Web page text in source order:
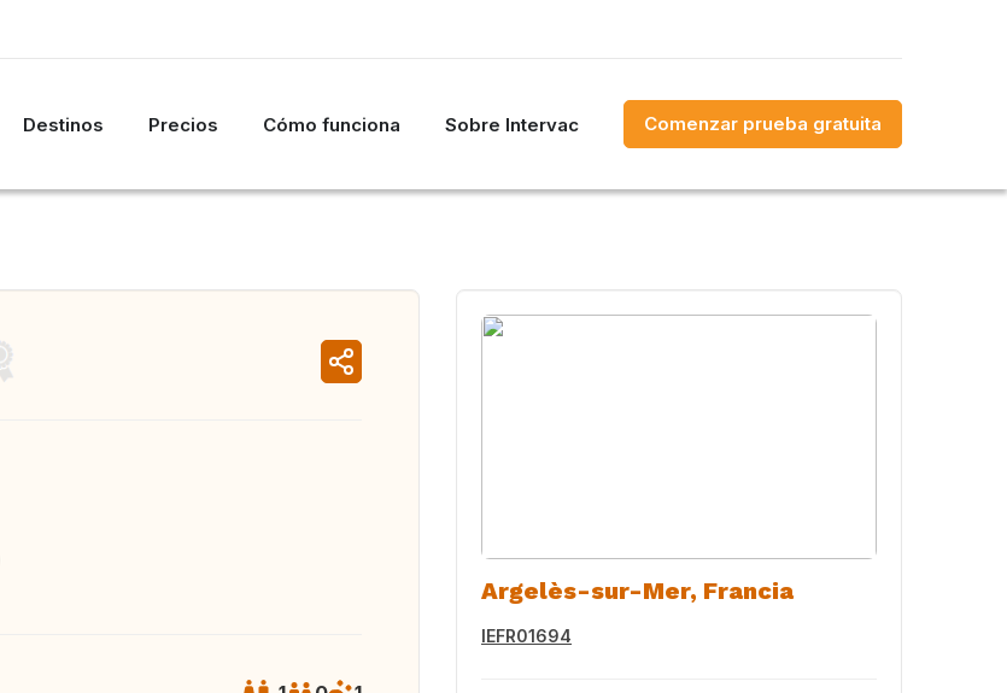
Destinos Precios Cómo funciona Sobre Intervac Comenzar prueba gratuita
Argelès-sur-Mer, Francia
IEFR01694